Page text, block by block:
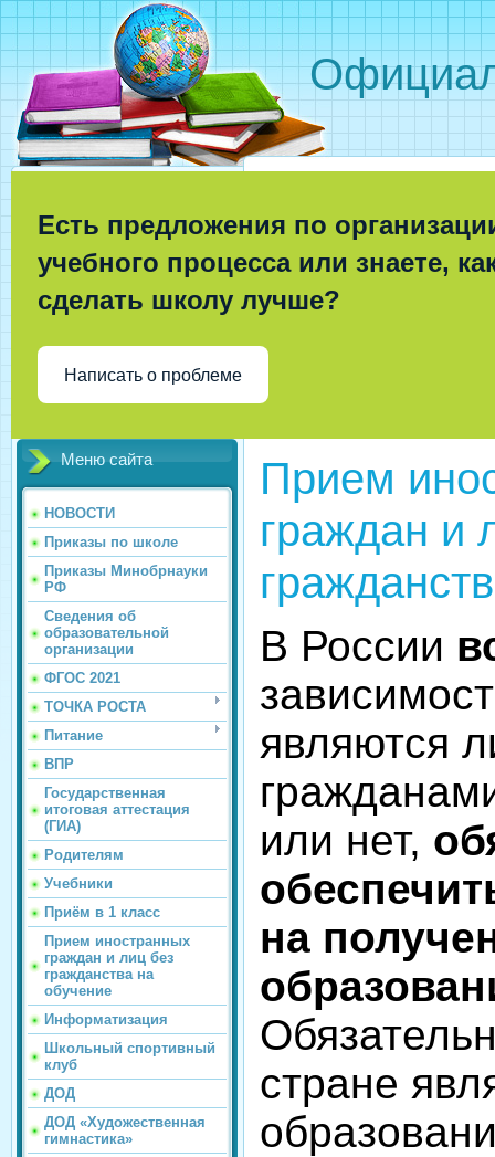
Есть предложения по
учебного процесса или знаете,
сделать школу лучше?
Написать о проблеме
Меню сайта
НОВОСТИ
Приказы по школе
Приказы Минобрнауки
РФ
Сведения об
образовательной
организации
ФГОС 2021
ТОЧКА РОСТА
Питание
ВПР
Государственная
итоговая аттестация
(ГИА)
Родителям
Учебники
Приём в 1 класс
Прием иностранных
граждан и лиц без
гражданства на
обучение
Информатизация
Школьный спортивный
клуб
ДОД
ДОД «Художественная
гимнастика»
Прием
граждан и
В России
являются
или нет,
на
стране